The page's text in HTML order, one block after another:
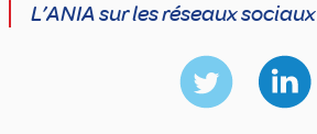
L’ANIA sur les réseaux sociaux